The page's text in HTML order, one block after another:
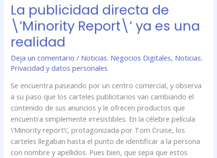
La publicidad directa de
\’Minority Report\’ ya es una
realidad
Deja un comentario / Noticias. Negocios Digitales, Noticias.
Privacidad y datos personales
Se encuentra paseando por un centro comercial, y observa
a su paso que los carteles publicitarios van cambiando el
contenido de sus anuncios y le ofrecen productos que
encuentra simplemente irresistibles. En la célebre película
\’Minority report\’, protagonizada por Tom Cruise, los
carteles llegaban hasta el punto de identificar a la persona
con nombre y apellidos. Pues bien, que sepa que estos
La
publicidad
directa
de
Report\’
ya
es
una
realidad